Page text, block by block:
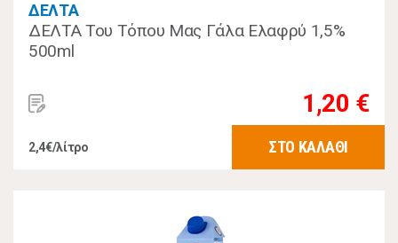
ΔΕΛΤΑ
ΔΕΛΤΑ Του Τόπου Μας Γάλα Ελαφρύ 1,5%
500ml
1,20 €
2,4€/λίτρο ΣΤΟ ΚΑΛΑΘΙ